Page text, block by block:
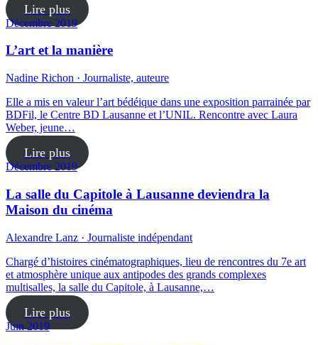
Lire plus
Décembre 2019
L’art et la manière
Nadine Richon · Journaliste, auteure
Elle a mis en valeur l’art bédéique dans une exposition parrainée par
BDFil, le Centre BD Lausanne et l’UNIL. Rencontre avec Laura
Weber, jeune…
Lire plus
Décembre 2019
La salle du Capitole à Lausanne deviendra la
Maison du cinéma
Alexandre Lanz · Journaliste indépendant
Chargé d’histoires cinématographiques, lieu de rencontres du 7e art
et atmosphère unique aux antipodes des grands complexes
multisalles, la salle du Capitole, à Lausanne,…
Lire plus
Juin 2019